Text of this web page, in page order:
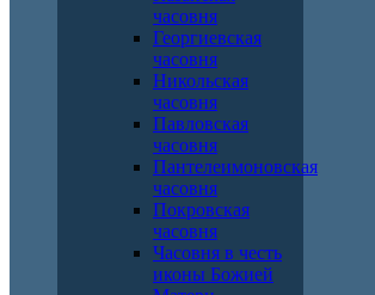
часовня
Георгиевская
часовня
Никольская
часовня
Павловская
часовня
Пантелеимоновская
часовня
Покровская
часовня
Часовня в честь
иконы Божией